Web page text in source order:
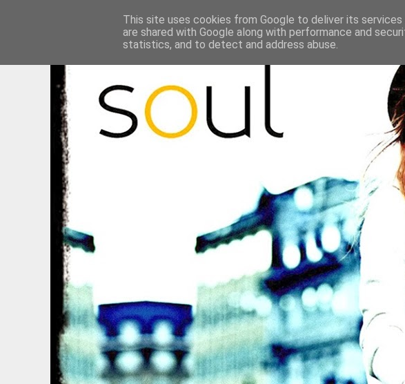
This site uses cookies from Google to deliver its
are shared with Google along with performance and
statistics, and to detect and address abuse.